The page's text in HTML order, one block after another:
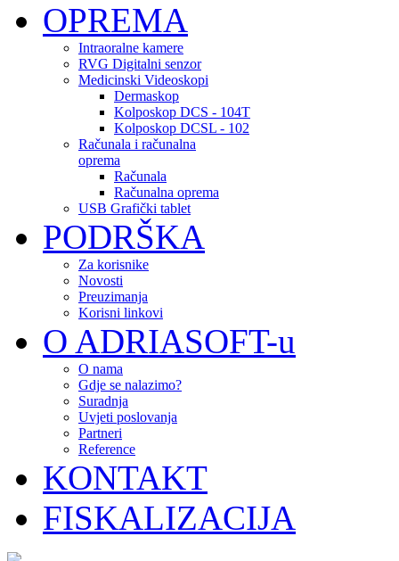
OPREMA
Intraoralne kamere
RVG Digitalni senzor
Medicinski Videoskopi
Dermaskop
Kolposkop DCS - 104T
Kolposkop DCSL - 102
Računala i računalna
oprema
Računala
Računalna oprema
USB Grafički tablet
PODRŠKA
Za korisnike
Novosti
Preuzimanja
Korisni linkovi
O ADRIASOFT-u
O nama
Gdje se nalazimo?
Suradnja
Uvjeti poslovanja
Partneri
Reference
KONTAKT
FISKALIZACIJA